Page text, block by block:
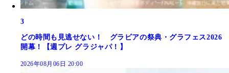
3
どの時間も見逃せない！ グラビアの祭典・グラフェス2026
開幕！【週プレ グラジャパ！】
2026年08月06日 20:00